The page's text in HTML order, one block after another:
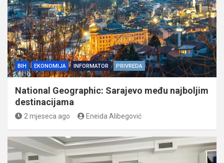
BIH EKONOMIJA INFORMATOR PRIVREDA
National Geographic: Sarajevo među najboljim
destinacijama
2 mjeseca ago Eneida Alibegović